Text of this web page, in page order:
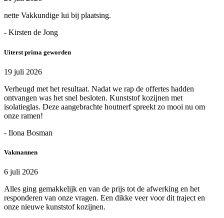
nette Vakkundige lui bij plaatsing.
- Kirsten de Jong
Uiterst prima geworden
19 juli 2026
Verheugd met het resultaat. Nadat we rap de offertes hadden
ontvangen was het snel besloten. Kunststof kozijnen met
isolatieglas. Deze aangebrachte houtnerf spreekt zo mooi nu om
onze ramen!
- Ilona Bosman
Vakmannen
6 juli 2026
Alles ging gemakkelijk en van de prijs tot de afwerking en het
responderen van onze vragen. Een dikke veer voor dit traject en
onze nieuwe kunststof kozijnen.